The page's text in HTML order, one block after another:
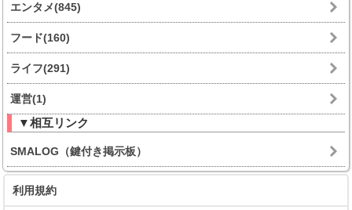
エンタメ(845)
フード(160)
ライフ(291)
運営(1)
▼相互リンク
SMALOG（鍵付き掲示板）
利用規約